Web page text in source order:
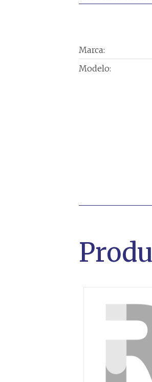
Marca:
Modelo: